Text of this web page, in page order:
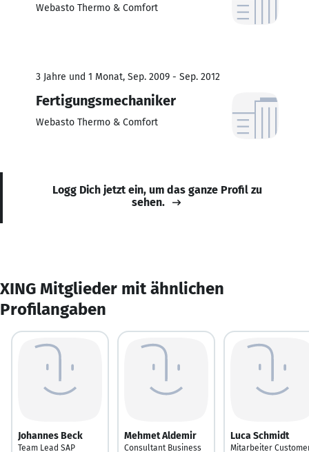
Webasto Thermo & Comfort
3 Jahre und 1 Monat, Sep. 2009 - Sep. 2012
Fertigungsmechaniker
Webasto Thermo & Comfort
Logg Dich jetzt ein, um das ganze Profil zu
sehen.
XING Mitglieder mit ähnlichen
Profilangaben
Johannes Beck
Team Lead SAP
Mehmet Aldemir
Consultant Business
Luca Schmidt
Mitarbeiter